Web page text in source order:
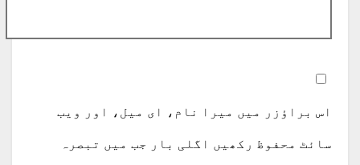
اس براؤزر میں میرا نام، ای میل، اور ویب
سائٹ محفوظ رکھیں اگلی بار جب میں تبصرہ